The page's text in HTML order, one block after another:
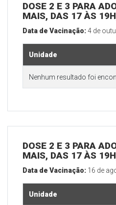
DOSE 2 E 3 PARA
MAIS, DAS 17 ÀS
Data de Vacinação:4 de
Unidade
Nenhum resultado foi
DOSE 2 E 3 PARA
MAIS, DAS 17 ÀS
Data de Vacinação: 16 de
Unidade